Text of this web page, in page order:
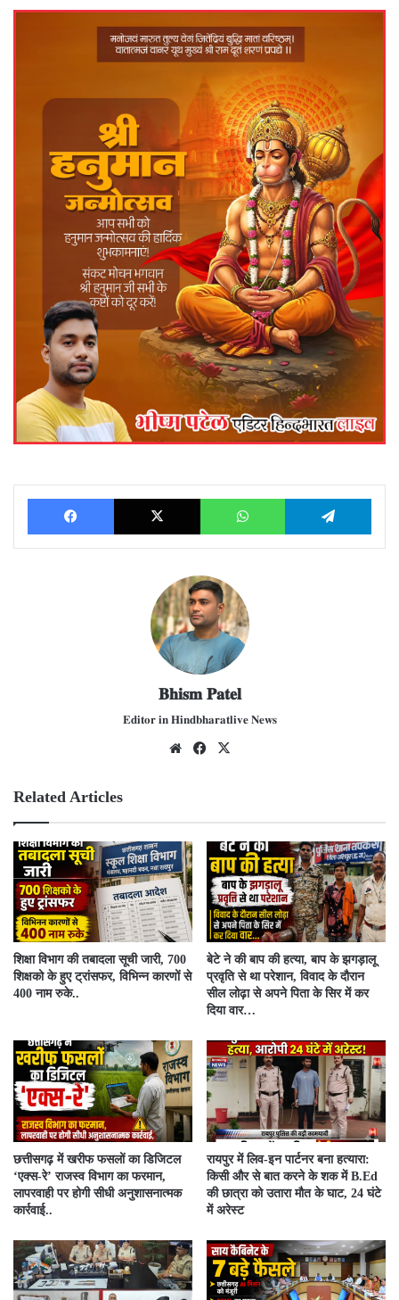
Facebook X WhatsApp
𝐁𝐡𝐢𝐬𝐦 𝐏𝐚𝐭𝐞𝐥
𝐄𝐝𝐢𝐭𝐨𝐫 𝐢𝐧 𝐇𝐢𝐧𝐝𝐛𝐡𝐚𝐫𝐚𝐭𝐥𝐢𝐯𝐞 𝐍𝐞𝐰𝐬
We
Fac
Related Articles
शिक्षा विभाग की तबादला सूची जारी, 700
शिक्षको के हुए ट्रांसफर, विभिन्न कारणों से
400 नाम रुके..
बेटे ने की बाप की हत्या, बाप के झगड़ालू
प्रवृति से था परेशान, विवाद के दौरान
सील लोढ़ा से अपने पिता के सिर में कर
दिया वार…
​छत्तीसगढ़ में खरीफ फसलों का डिजिटल
‘एक्स-रे’ राजस्व विभाग का फरमान,
लापरवाही पर होगी सीधी अनुशासनात्मक
कार्रवाई..
रायपुर में लिव-इन पार्टनर बना हत्यारा:
किसी और से बात करने के शक में B.Ed
की छात्रा को उतारा मौत के घाट, 24 घंटे
में अरेस्ट